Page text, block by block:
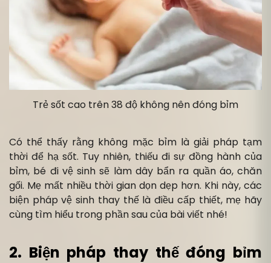
Trẻ sốt cao trên 38 độ không nên đóng bỉm
Có thể thấy rằng không mặc bỉm là giải pháp tạm
thời để hạ sốt. Tuy nhiên, thiếu đi sự đồng hành của
bỉm, bé đi vệ sinh sẽ làm dây bẩn ra quần áo, chăn
gối. Mẹ mất nhiều thời gian dọn dẹp hơn. Khi này, các
biện pháp vệ sinh thay thế là điều cấp thiết, mẹ hãy
cùng tìm hiểu trong phần sau của bài viết nhé!
2. Biện pháp thay thế đóng bỉm